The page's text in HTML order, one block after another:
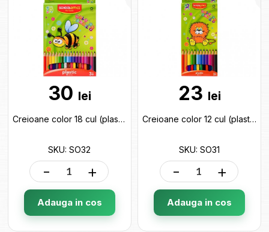
30 lei
Creioane color 18 cul (plastic) SO32
SKU: SO32
- +
Adauga in cos
23 lei
Creioane color 12 cul (plastic) ML9-1 SO31
SKU: SO31
- +
Adauga in cos